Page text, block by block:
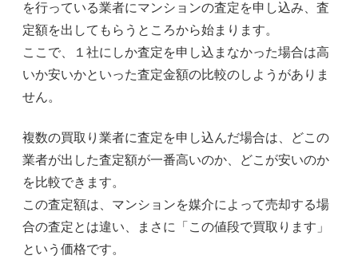
を行っている業者にマンションの査定を申し込み、査
定額を出してもらうところから始まります。
ここで、１社にしか査定を申し込まなかった場合は高
いか安いかといった査定金額の比較のしようがありま
せん。
複数の買取り業者に査定を申し込んだ場合は、どこの
業者が出した査定額が一番高いのか、どこが安いのか
を比較できます。
この査定額は、マンションを媒介によって売却する場
合の査定とは違い、まさに「この値段で買取ります」
という価格です。